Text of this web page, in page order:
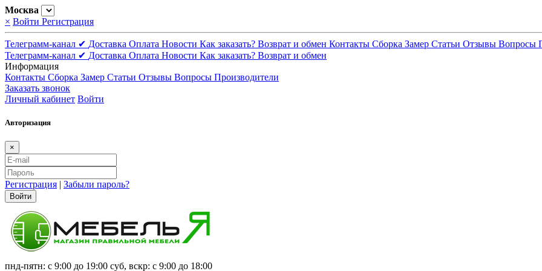
Москва
× Войти Регистрация
Телеграмм-канал ✔ Доставка Оплата Новости Как заказать? Возврат и обмен Контакты Сборка Замер Статьи Отзывы Вопросы
Телеграмм-канал ✔ Доставка Оплата Новости Как заказать? Возврат и обмен
Информация
Контакты Сборка Замер Статьи Отзывы Вопросы Производители
Заказать звонок
Личный кабинет Войти
Авторизация
×
Регистрация | Забыли пароль?
Войти
пнд-пятн: с 9:00 до 19:00 суб, вскр: с 9:00 до 18:00